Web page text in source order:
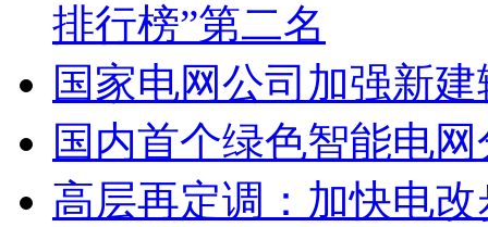
排行榜”第二名
国家电网公司加强新
国内首个绿色智能电
高层再定调：加快电